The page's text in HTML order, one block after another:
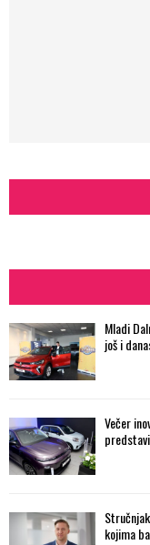
Mladi
još i
Večer
kojima